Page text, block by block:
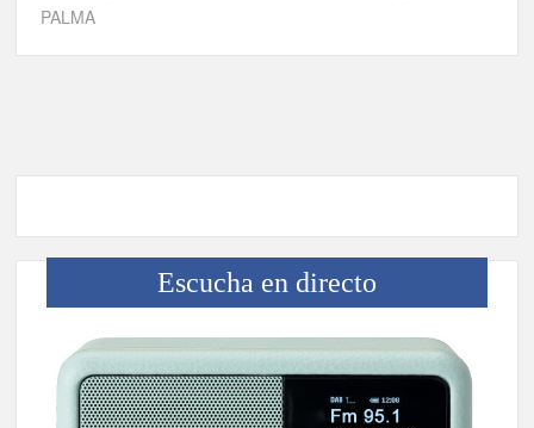
Jacob Qadri reclama prioridad para los pacientes de las islas
PALMA
Escucha en directo